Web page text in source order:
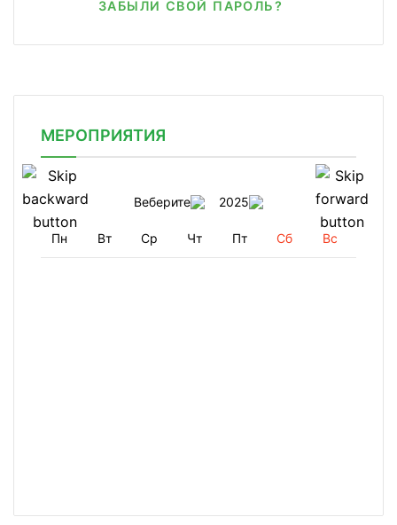
ЗАБЫЛИ СВОЙ ПАРОЛЬ?
МЕРОПРИЯТИЯ
Веберите 2025
Пн Вт Ср Чт Пт Сб Вс